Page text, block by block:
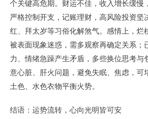
个关键高危期。财运不佳，收入增长缓慢
严格控制开支，记账理财，高风险投资坚
红、拜太岁等习俗化解煞气。感情上，烂
被表面现象迷惑，需多观察再确定关系；
力、情绪急躁产生矛盾，多些换位思考与
意心脏、肝火问题，避免失眠、焦虑，可
土色、水色衣物平衡火势。
结语：运势流转，心向光明皆可安